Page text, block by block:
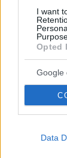
I want
Opted
Google
Data
Es gab einige
Überprüfung
der
Reformen der
Arbeitsschutzes
gerückt.
Darüber hinaus
Regierung an,
politischen
werden, was